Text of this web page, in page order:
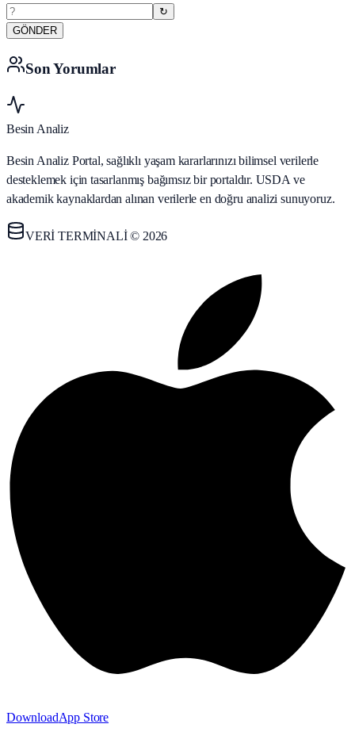
↻
GÖNDER
Son Yorumlar
Besin Analiz
Besin Analiz Portal, sağlıklı yaşam kararlarınızı bilimsel verilerle
desteklemek için tasarlanmış bağımsız bir portaldır. USDA ve
akademik kaynaklardan alınan verilerle en doğru analizi sunuyoruz.
VERİ TERMİNALİ © 2026
DownloadApp Store